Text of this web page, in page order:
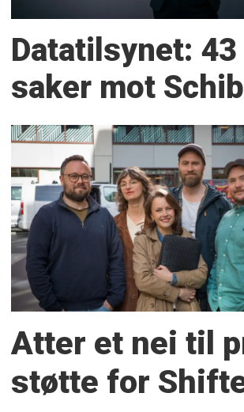
Datatilsynet:
saker mot
Atter et nei til
støtte for